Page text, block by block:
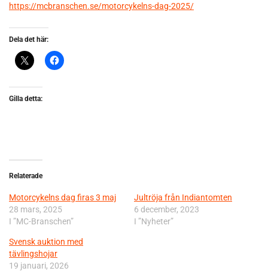
https://mcbranschen.se/motorcykelns-dag-2025/
Dela det här:
Gilla detta:
Relaterade
Motorcykelns dag firas 3 maj
28 mars, 2025
I ”MC-Branschen”
Jultröja från Indiantomten
6 december, 2023
I ”Nyheter”
Svensk auktion med
tävlingshojar
19 januari, 2026